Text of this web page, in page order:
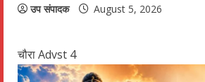
उप संपादक August 5, 2026
चौरा Advst 4